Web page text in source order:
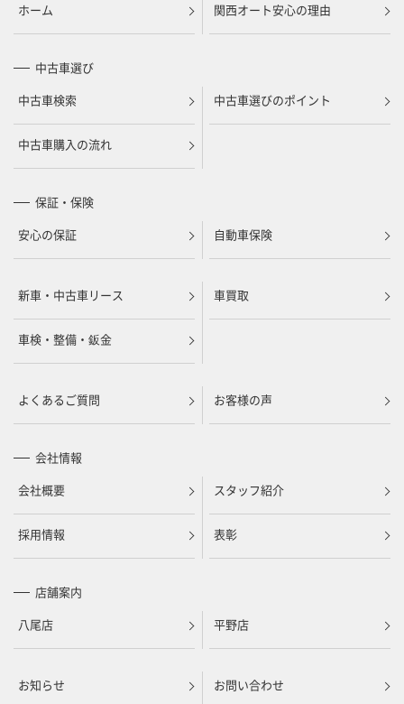
ホーム 関西オート安心の理由
中古車選び
中古車検索
中古車選びのポイント
中古車購入の流れ
保証・保険
安心の保証
自動車保険
新車・中古車リース 車買取
車検・整備・鈑金
よくあるご質問 お客様の声
会社情報
会社概要
スタッフ紹介
採用情報 表彰
店舗案内
八尾店
平野店
お知らせ お問い合わせ